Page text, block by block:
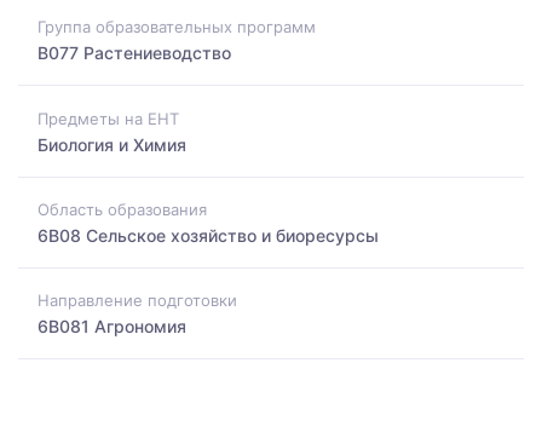
Группа образовательных программ
B077 Растениеводство
Предметы на ЕНТ
Биология и Химия
Область образования
6B08 Сельское хозяйство и биоресурсы
Направление подготовки
6B081 Агрономия